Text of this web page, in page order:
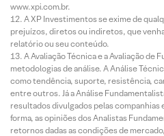
www.xpi.com.br.
A XP Investimentos se exime de
prejuízos, diretos ou indiretos, que
relatório ou seu conteúdo.
A Avaliação Técnica e a Avaliação de
metodologias de análise. A Análise
como tendência, suporte, resistência,
entre outros. Já a Análise
resultados divulgados pelas
forma, as opiniões dos Analistas
retornos dadas as condições de